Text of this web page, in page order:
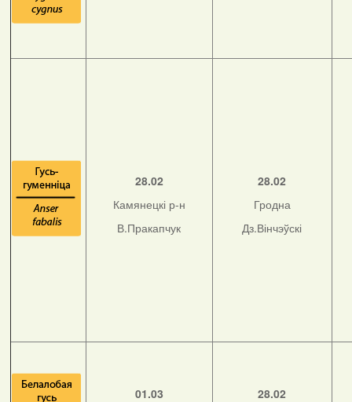
28.02
Камянецкі р-н
В.Пракапчук
28.02
Гродна
Дз.Вінчэўскі
01.03
28.02